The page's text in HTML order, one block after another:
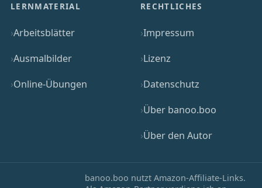
LERNMATERIAL
Arbeitsblätter
Ausmalbilder
Online-Übungen
RECHTLICHES
Impressum
Lizenz
Datenschutz
Über banoo.boo
Über den Autor
banoo.boo nutzt Amazon-Affiliate-Links.